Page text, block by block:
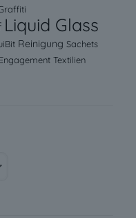
Liquid Glass
Reinigung Sachets
Textilien